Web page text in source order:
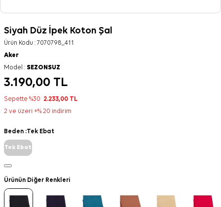
Siyah Düz İpek Koton Şal
Ürün Kodu :7070798_411
Aker
Model : SEZONSUZ
3.190,00 TL
Sepette %30 2.233,00 TL
2 ve üzeri +% 20 indirim
Beden :Tek Ebat
Tek Ebat
Ürünün Diğer Renkleri